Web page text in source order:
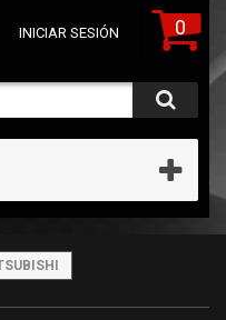
0
INICIAR SESIÓN